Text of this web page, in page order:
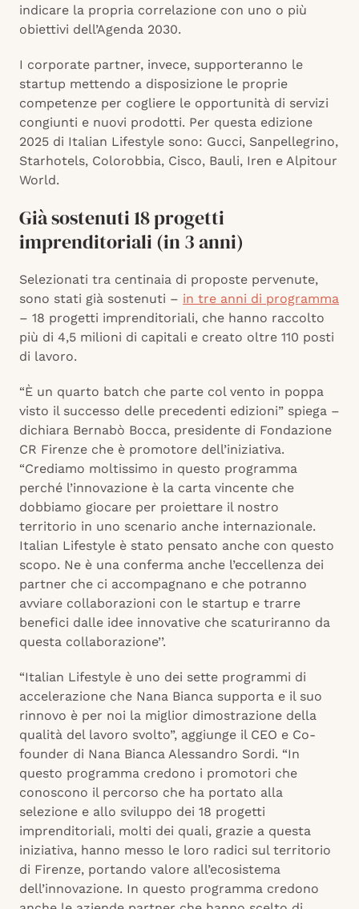
indicare la propria correlazione con uno o più
obiettivi dell’Agenda 2030.
I corporate partner, invece, supporteranno le
startup mettendo a disposizione le proprie
competenze per cogliere le opportunità di servizi
congiunti e nuovi prodotti. Per questa edizione
2025 di Italian Lifestyle sono: Gucci, Sanpellegrino,
Starhotels, Colorobbia, Cisco, Bauli, Iren e Alpitour
World.
Già sostenuti 18 progetti
imprenditoriali (in 3 anni)
Selezionati tra centinaia di proposte pervenute,
sono stati già sostenuti – in tre anni di programma
– 18 progetti imprenditoriali, che hanno raccolto
più di 4,5 milioni di capitali e creato oltre 110 posti
di lavoro.
“È un quarto batch che parte col vento in poppa
visto il successo delle precedenti edizioni” spiega –
dichiara Bernabò Bocca, presidente di Fondazione
CR Firenze che è promotore dell’iniziativa.
“Crediamo moltissimo in questo programma
perché l’innovazione è la carta vincente che
dobbiamo giocare per proiettare il nostro
territorio in uno scenario anche internazionale.
Italian Lifestyle è stato pensato anche con questo
scopo. Ne è una conferma anche l’eccellenza dei
partner che ci accompagnano e che potranno
avviare collaborazioni con le startup e trarre
benefici dalle idee innovative che scaturiranno da
questa collaborazione’’.
“Italian Lifestyle è uno dei sette programmi di
accelerazione che Nana Bianca supporta e il suo
rinnovo è per noi la miglior dimostrazione della
qualità del lavoro svolto”, aggiunge il CEO e Co-
founder di Nana Bianca Alessandro Sordi. “In
questo programma credono i promotori che
conoscono il percorso che ha portato alla
selezione e allo sviluppo dei 18 progetti
imprenditoriali, molti dei quali, grazie a questa
iniziativa, hanno messo le loro radici sul territorio
di Firenze, portando valore all’ecosistema
dell’innovazione. In questo programma credono